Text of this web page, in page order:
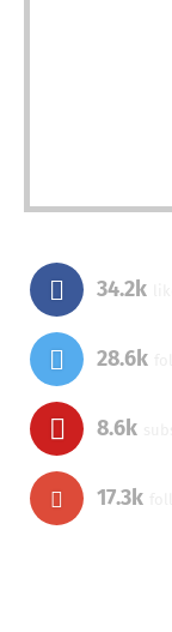
34.2k
28.6k
8.6k
17.3k